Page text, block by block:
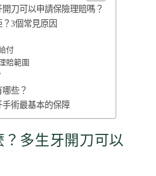
刀可以申請保險理賠嗎？
3個常見原因
付
賠範圍
些？
術最基本的保障
多生牙開刀可以